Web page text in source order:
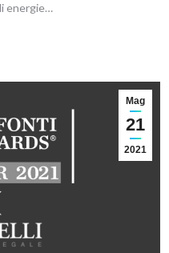
energie…
Mag
21
2021